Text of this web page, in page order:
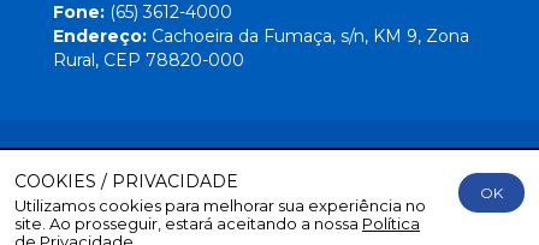
Fone: (65) 3612-4000
Endereço: Cachoeira da Fumaça, s/n, KM 9, Zona
Rural, CEP 78820-000
Direitos Reservados© 2026 Lebrinha |By Mr. Wolf
COOKIES / PRIVACIDADE
Utilizamos cookies para melhorar sua experiência no
site. Ao prosseguir, estará aceitando a nossa Política
OK